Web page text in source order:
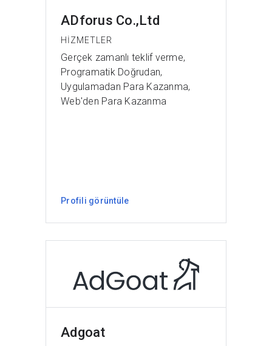
ADforus Co.,Ltd
HIZMETLER
Gerçek zamanlı teklif verme,
Programatik Doğrudan,
Uygulamadan Para Kazanma,
Web'den Para Kazanma
Profili görüntüle
Adgoat